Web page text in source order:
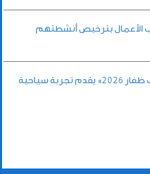
الأعمال بترخيص أنشطتهم
الطبيعة تروي حكاية التراث.. و«خريف ظفار 2026» يقدم تجربة سياحية